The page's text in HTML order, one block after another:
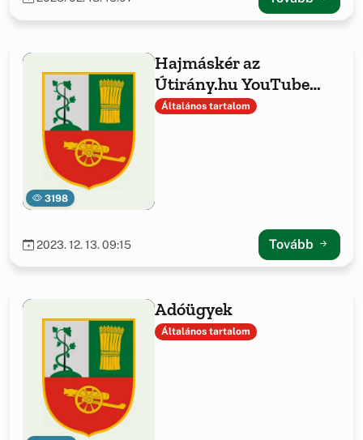
3198
Hajmáskér az
Útirány.hu YouTube
csatornán
Általános tartalom
2023. 12. 13. 09:15 Tovább
Adóügyek
Általános tartalom